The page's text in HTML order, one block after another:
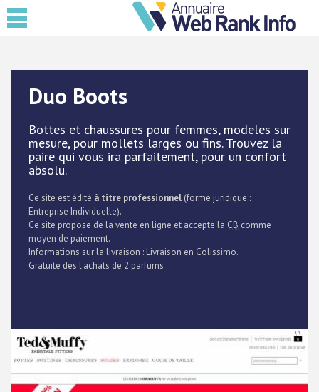
Duo Boots
Bottes et chaussures pour femmes, modeles sur
mesure, pour mollets larges ou fins. Trouvez la
paire qui vous ira parfaitement, pour un confort
absolu.
Ce site est édité à titre professionnel (forme juridique :
Entreprise Individuelle).
Ce site propose de la vente en ligne et accepte la CB comme
moyen de paiement.
Informations sur la livraison : Livraison en Colissimo.
Gratuite des l'achats de 2 parfums